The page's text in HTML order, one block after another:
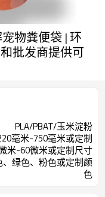
物粪便袋 | 环
批发商提供可
PLA/PBAT/玉米淀粉
毫米-750毫米或定制
米-60微米或定制尺寸
绿色、粉色或定制颜
色